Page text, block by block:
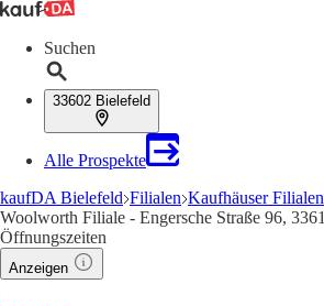
Suchen
33602 Bielefeld
Alle Prospekte
kaufDA Bielefeld Filialen Kaufhäuser Filialen
Woolworth Filiale - Engersche Straße 96,
Öffnungszeiten
Anzeigen